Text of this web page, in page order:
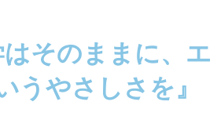
はそのままに、エ
うやさしさを』